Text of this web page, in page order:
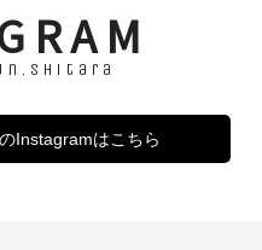
Instagramはこちら